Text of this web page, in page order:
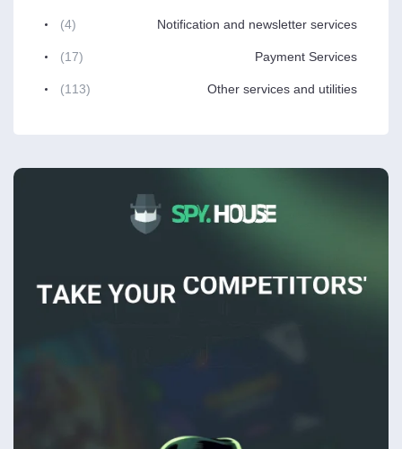
Notification and newsletter services
(4)
Payment Services
(17)
Other services and utilities
(113)